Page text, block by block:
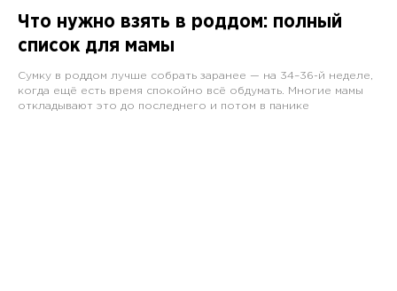
Что нужно взять в роддом: полный
список для мамы
Сумку в роддом лучше собрать заранее — на 34–36-й неделе,
когда ещё есть время спокойно всё обдумать. Многие мамы
откладывают это до последнего и потом в панике